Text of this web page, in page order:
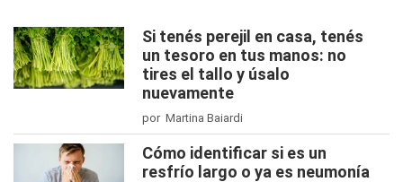
Si tenés perejil en casa, tenés
un tesoro en tus manos: no
tires el tallo y úsalo
nuevamente
por Martina Baiardi
Cómo identificar si es un
resfrío largo o ya es neumonía